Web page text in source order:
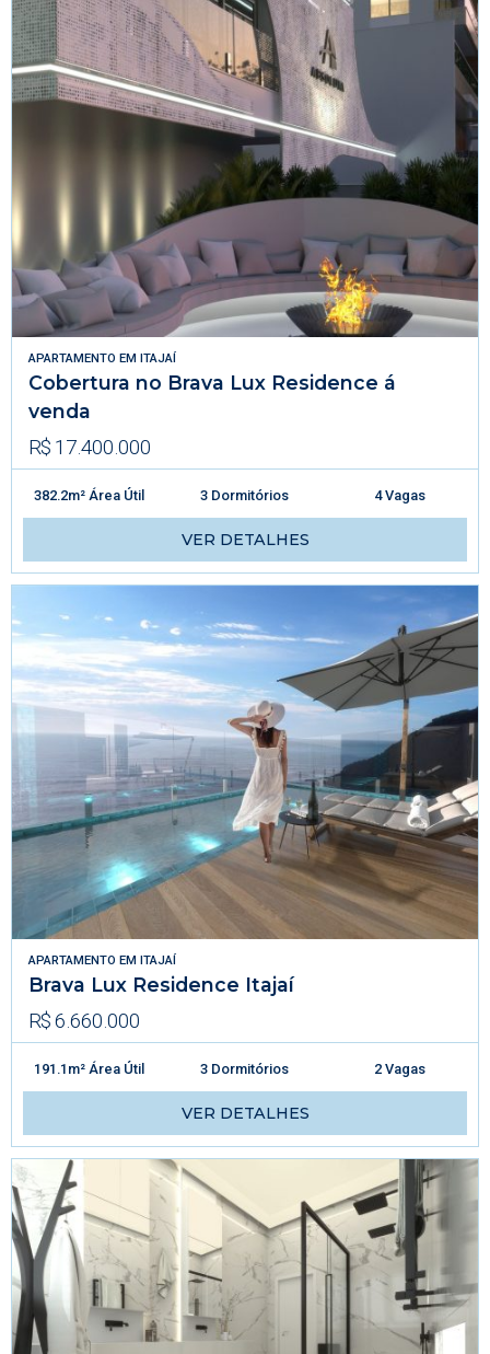
APARTAMENTO EM ITAJAÍ
Cobertura no Brava Lux Residence á
venda
R$ 17.400.000
382.2m² Área Útil 3 Dormitórios 4 Vagas
VER DETALHES
APARTAMENTO EM ITAJAÍ
Brava Lux Residence Itajaí
R$ 6.660.000
191.1m² Área Útil 3 Dormitórios 2 Vagas
VER DETALHES